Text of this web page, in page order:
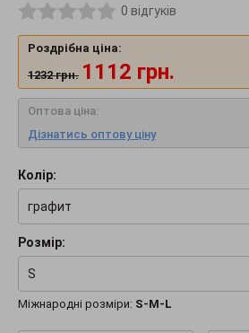
0 відгуків
Роздрібна ціна:
1232 грн. 1112 грн.
Оптова ціна:
Дізнатись оптову ціну
Колір:
графит
Розмір:
S
Міжнародні розміри: S-M-L